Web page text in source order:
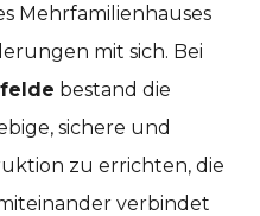
Mehrfamilienhauses
mit sich. Bei
bestand die
sichere und
zu errichten, die
verbindet